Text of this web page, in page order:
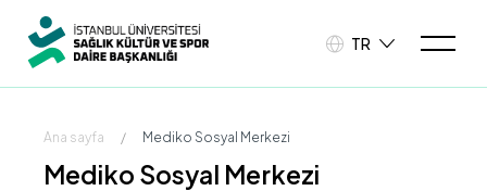
TR
Ana sayfa / Mediko Sosyal Merkezi
Mediko Sosyal Merkezi